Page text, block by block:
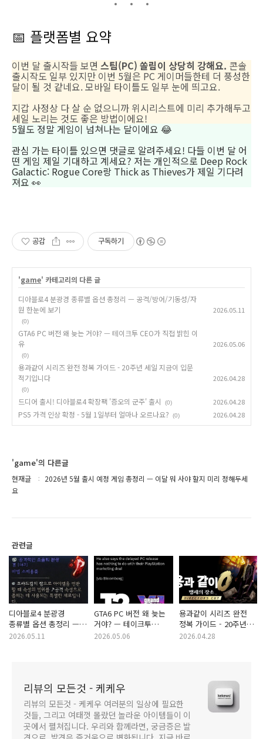
📅 플랫폼별 요약
이번 달 출시작들 보면 스팀(PC) 쏠림이 상당히 강해요. 콘솔
출시작도 일부 있지만 이번 5월은 PC 게이머들한테 더 풍성한
달이 될 것 같네요. 모바일 타이틀도 일부 눈에 띄고요.
지갑 사정상 다 살 순 없으니까 위시리스트에 미리 추가해두고
세일 노리는 것도 좋은 방법이에요!
5월도 정말 게임이 넘쳐나는 달이에요 😂
관심 가는 타이틀 있으면 댓글로 알려주세요! 다들 이번 달 어
떤 게임 제일 기대하고 계세요? 저는 개인적으로 Deep Rock
Galactic: Rogue Core랑 Thick as Thieves가 제일 기다려
져요 👀
공감 구독하기
'game' 카테고리의 다른 글
디아블로4 분광경 종류별 옵션 총정리 — 공격/방어/기동성/자
원 한눈에 보기
(0)
2026.05.11
GTA6 PC 버전 왜 늦는 거야? — 테이크투 CEO가 직접 밝힌 이
유
(0)
2026.05.06
용과같이 시리즈 완전 정복 가이드 - 20주년 세일 지금이 입문
적기입니다
(0)
2026.04.28
드디어 출시! 디아블로4 확장팩 '증오의 군주' 출시 (0) 2026.04.28
PS5 가격 인상 확정 - 5월 1일부터 얼마나 오르나요? (0) 2026.04.28
'game'의 다른글
현재글
2026년 5월 출시 예정 게임 총정리 — 이달 뭐 사야 할지 미리 정해두세
요
관련글
디아블로4 분광경
종류별 옵션 총정리 —
공격/방어/기동성/자원
2026.05.11
GTA6 PC 버전 왜 늦는
거야? — 테이크투
CEO가 직접 밝힌 이유
2026.05.06
용과같이 시리즈 완전
정복 가이드 - 20주년
세일 지금이 입문
2026.04.28
리뷰의 모든것 - 케케우
리뷰의 모든것 - 케케우 여러분의 일상에 필요한
것들, 그리고 여태껏 몰랐던 놀라운 아이템들이 이
곳에서 펼쳐집니다. 우리와 함께라면, 궁금증은 발